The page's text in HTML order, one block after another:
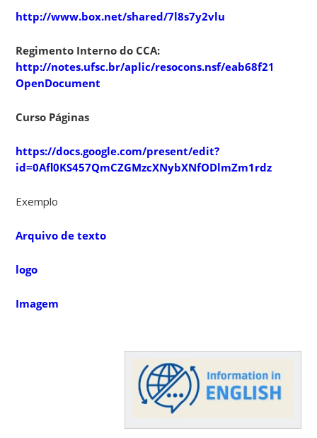
http://www.box.net/shared/7l8s7y2vlu
Regimento Interno do CCA:
http://notes.ufsc.br/aplic/resocons.nsf/
OpenDocument
Curso Páginas
https://docs.google.com/present/edit?
Exemplo
Arquivo de texto
logo
Imagem